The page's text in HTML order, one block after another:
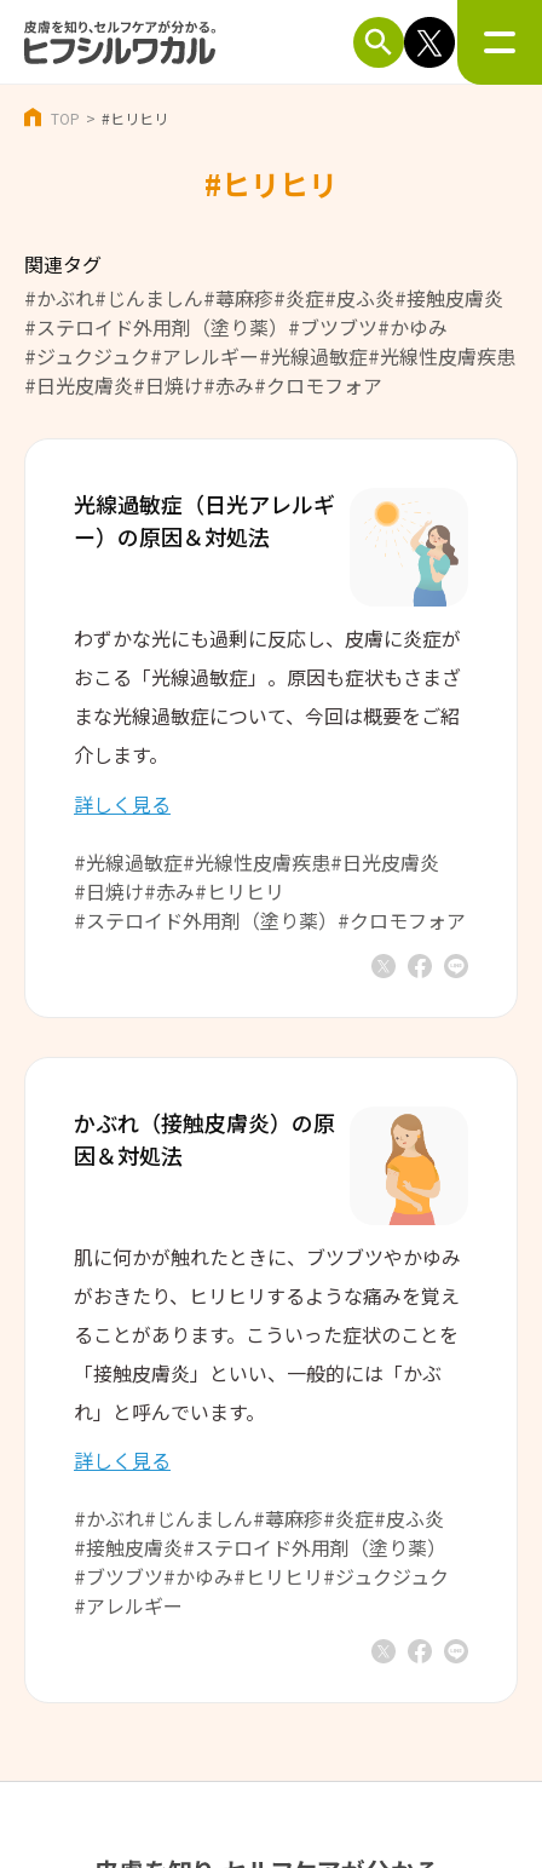
TOP #ヒリヒリ
#ヒリヒリ
関連タグ
#かぶれ#じんましん#蕁麻疹#炎症#皮ふ炎#接触皮膚炎
#ステロイド外用剤（塗り薬） #ブツブツ#かゆみ
#ジュクジュク#アレルギー#光線過敏症#光線性皮膚疾患
#日光皮膚炎#日焼け#赤み#クロモフォア
光線過敏症（日光アレルギ
ー）の原因＆対処法
わずかな光にも過剰に反応し、皮膚に炎症が
おこる「光線過敏症」。原因も症状もさまざ
まな光線過敏症について、今回は概要をご紹
介します。
詳しく見る
#光線過敏症#光線性皮膚疾患#日光皮膚炎
#日焼け#赤み#ヒリヒリ
#ステロイド外用剤（塗り薬） #クロモフォア
かぶれ（接触皮膚炎）の原
因＆対処法
肌に何かが触れたときに、ブツブツやかゆみ
がおきたり、ヒリヒリするような痛みを覚え
ることがあります。こういった症状のことを
「接触皮膚炎」といい、一般的には「かぶ
れ」と呼んでいます。
詳しく見る
#かぶれ#じんましん#蕁麻疹#炎症#皮ふ炎
#接触皮膚炎#ステロイド外用剤（塗り薬）
#ブツブツ#かゆみ#ヒリヒリ#ジュクジュク
#アレルギー